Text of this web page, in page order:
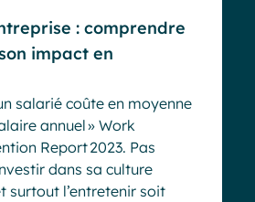
: comprendre
impact en
salarié coûte en moyenne
annuel » Work
Report 2023. Pas
dans sa culture
surtout l’entretenir soit